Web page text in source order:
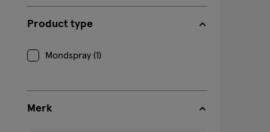
Product type
Mondspray (1)
Merk